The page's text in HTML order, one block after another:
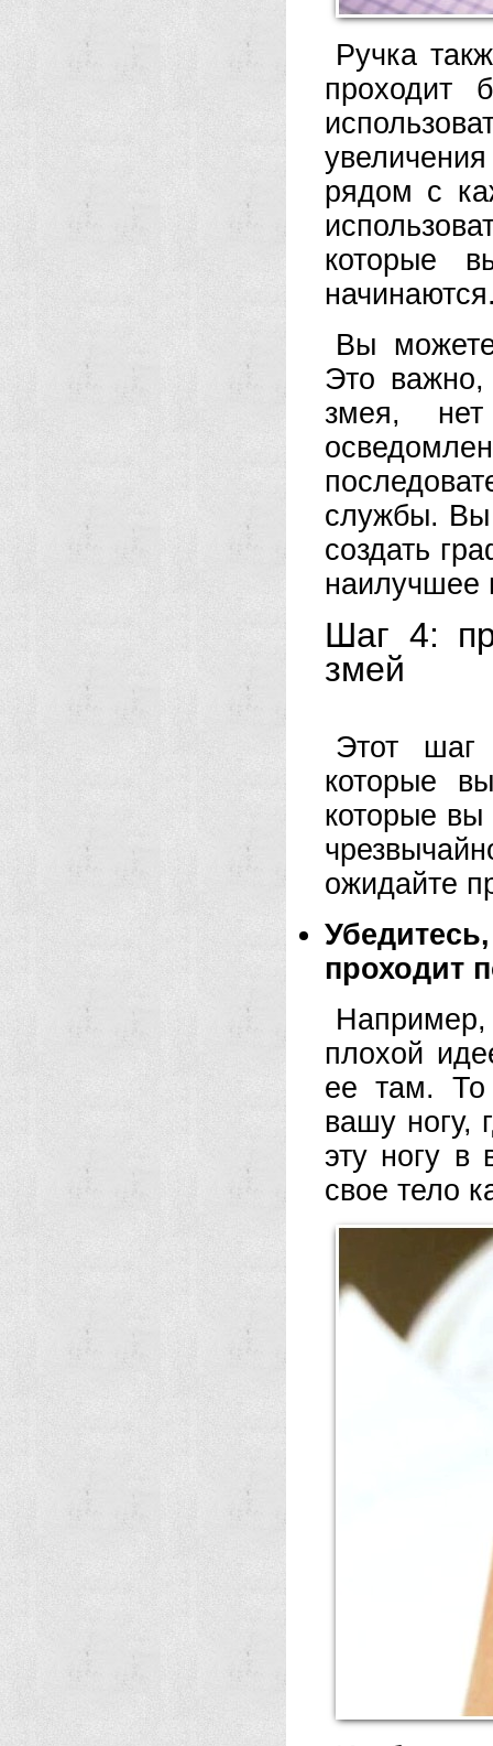
Ручка
проходит
рядом с
которые
Вы
Это важно,
змея,
службы. Вы
создать
наилучшее
Шаг 4:
змей
Этот шаг
которые
которые
ожидайте
проходит
плохой
ее там. То
вашу ногу,
эту ногу в
свое тело